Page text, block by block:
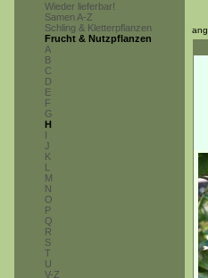
Wieder lieferbar!
Samen A-Z
Schling & Kletterpflanzen
Frucht & Nutzpflanzen
A
B
C
D
E
F
G
H
I
J
K
L
M
N
O
P
Q
R
S
T
U
V-Z